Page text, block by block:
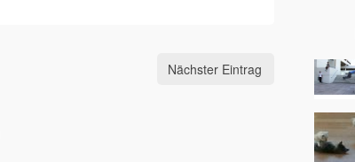
Nächster Eintrag